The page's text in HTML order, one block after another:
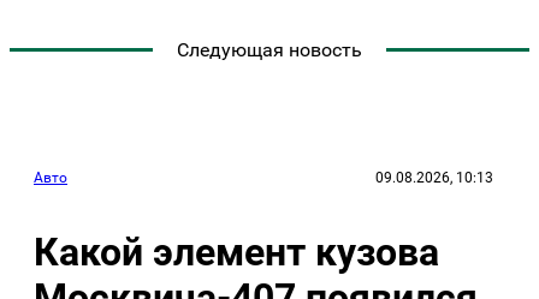
Следующая новость
Авто 09.08.2026, 10:13
Какой элемент кузова